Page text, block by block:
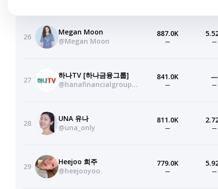
26
Megan Moon
@Megan Moon
887.0K
— —
27
하나TV [하나금융그룹]
@hanafinancialgroup_official
841.0K
—
—
—
28
UNA 유나
@una_only
811.0K
— —
29
Heejoo 희주
@heejooyoo
779.0K
— —